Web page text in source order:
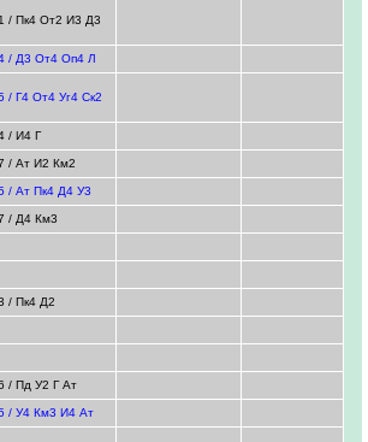
/ Пк4 От2 И3 Д3
/ Д3 От4 Оп4 Л
/ Г4 От4 Уг4 Ск2
/ И4 Г
/ Ат И2 Км2
/ Ат Пк4 Д4 У3
/ Д4 Км3
/ Пк4 Д2
/ Пд У2 Г Ат
/ У4 Км3 И4 Ат